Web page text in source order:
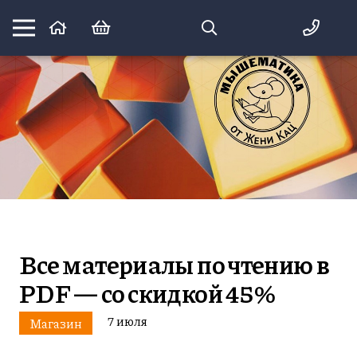
Математика вприпрыжку:
идеи и игры для детей и их родителей
Все материалы по чтению в
PDF — со скидкой 45%
Магазин 7 июля